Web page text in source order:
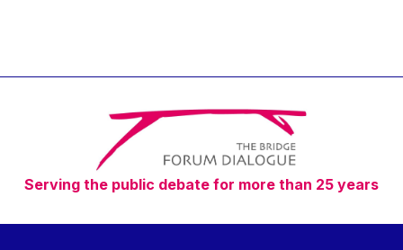
Timothy Radcliffe
Vaclav Klaus
Vassilios Skouris
Vítor Manuel da Silva Caldeira
Viviane Reding
Walter Hagg
Serving the public debate for more than 25 years